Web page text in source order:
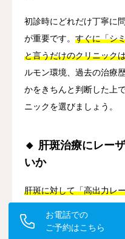
初診時にどれだけ丁寧に
が重要です。 すぐに「シ
と言うだけのクリニック
ルモン環境、過去の治療
かをきちんと判断した上
ニックを選びましょう。
🔸 肝斑治療にレー
いか
肝斑に対して「高出力レ
断言するクリニックは、
い可能性があります。
肝
お電話での
ご予約はこちら